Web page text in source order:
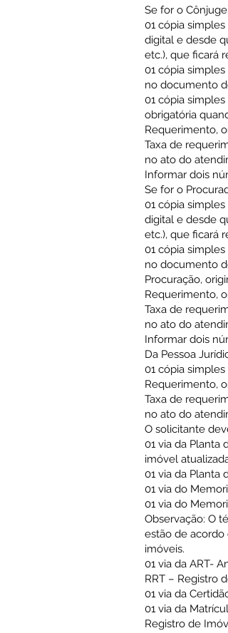
Se for o
01 cópia
digital e desde
etc.), que ficará
01 cópia
no documento
01 cópia
obrigatória
Requerimento,
Taxa de
no ato do
Informar dois
Se for o
01 cópia
digital e desde
etc.), que ficará
01 cópia
no documento
Procuração,
Requerimento,
Taxa de
no ato do
Informar dois
Da Pessoa
01 cópia
Requerimento,
Taxa de
no ato do
O solicitante
01 via da Planta
imóvel
01 via da Planta
01 via do
01 via do
Observação: O
estão de
imóveis.
01 via da ART-
RRT – Registro
01 via da
01 via da
Registro de